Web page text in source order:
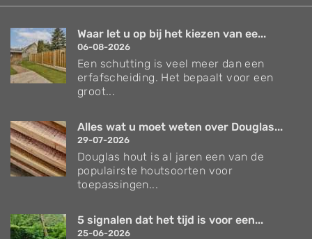
Waar let u op bij het kiezen van ee...
06-08-2026
Een schutting is veel meer dan een
erfafscheiding. Het bepaalt voor een
groot...
Alles wat u moet weten over Douglas...
29-07-2026
Douglas hout is al jaren een van de
populairste houtsoorten voor
toepassingen...
5 signalen dat het tijd is voor een...
25-06-2026